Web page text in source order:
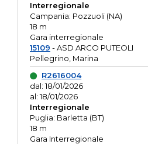
Interregionale
Campania: Pozzuoli (NA)
18 m
Gara interregionale
15109 - ASD ARCO PUTEOLI
Pellegrino, Marina
R2616004
dal: 18/01/2026
al: 18/01/2026
Interregionale
Puglia: Barletta (BT)
18 m
Gara Interregionale